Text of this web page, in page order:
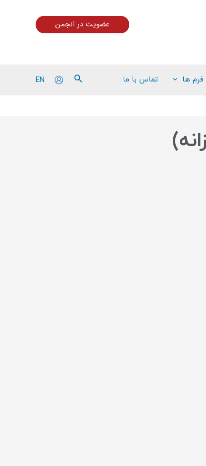
عضویت در انجمن
فرم ها تماس با ما EN